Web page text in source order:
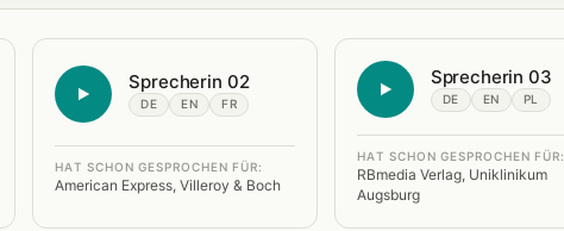
Sprecherin 02
DE EN FR
HAT SCHON GESPROCHEN FÜR:
American Express, Villeroy & Boch
Sprecherin 03
DE EN PL
HAT SCHON GESPROCHEN FÜR:
RBmedia Verlag, Uniklinikum
Augsburg